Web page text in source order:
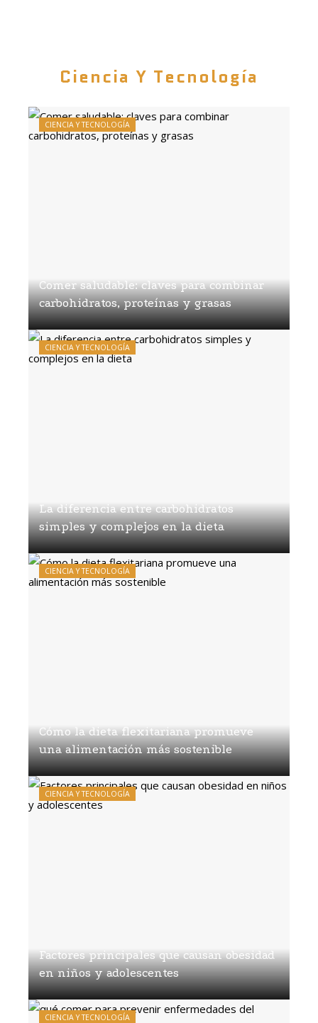
Ciencia Y Tecnología
Comer saludable: claves para combinar
carbohidratos, proteínas y grasas
Diego Salvatierra Hace 1 semana
CIENCIA Y TECNOLOGÍA
La diferencia entre carbohidratos
simples y complejos en la dieta
Diego Salvatierra Hace 1 semana
CIENCIA Y TECNOLOGÍA
Cómo la dieta flexitariana promueve
una alimentación más sostenible
Diego Salvatierra Hace 1 semana
CIENCIA Y TECNOLOGÍA
Factores principales que causan obesidad
en niños y adolescentes
Diego Salvatierra Hace 2 semanas
CIENCIA Y TECNOLOGÍA
CIENCIA Y TECNOLOGÍA